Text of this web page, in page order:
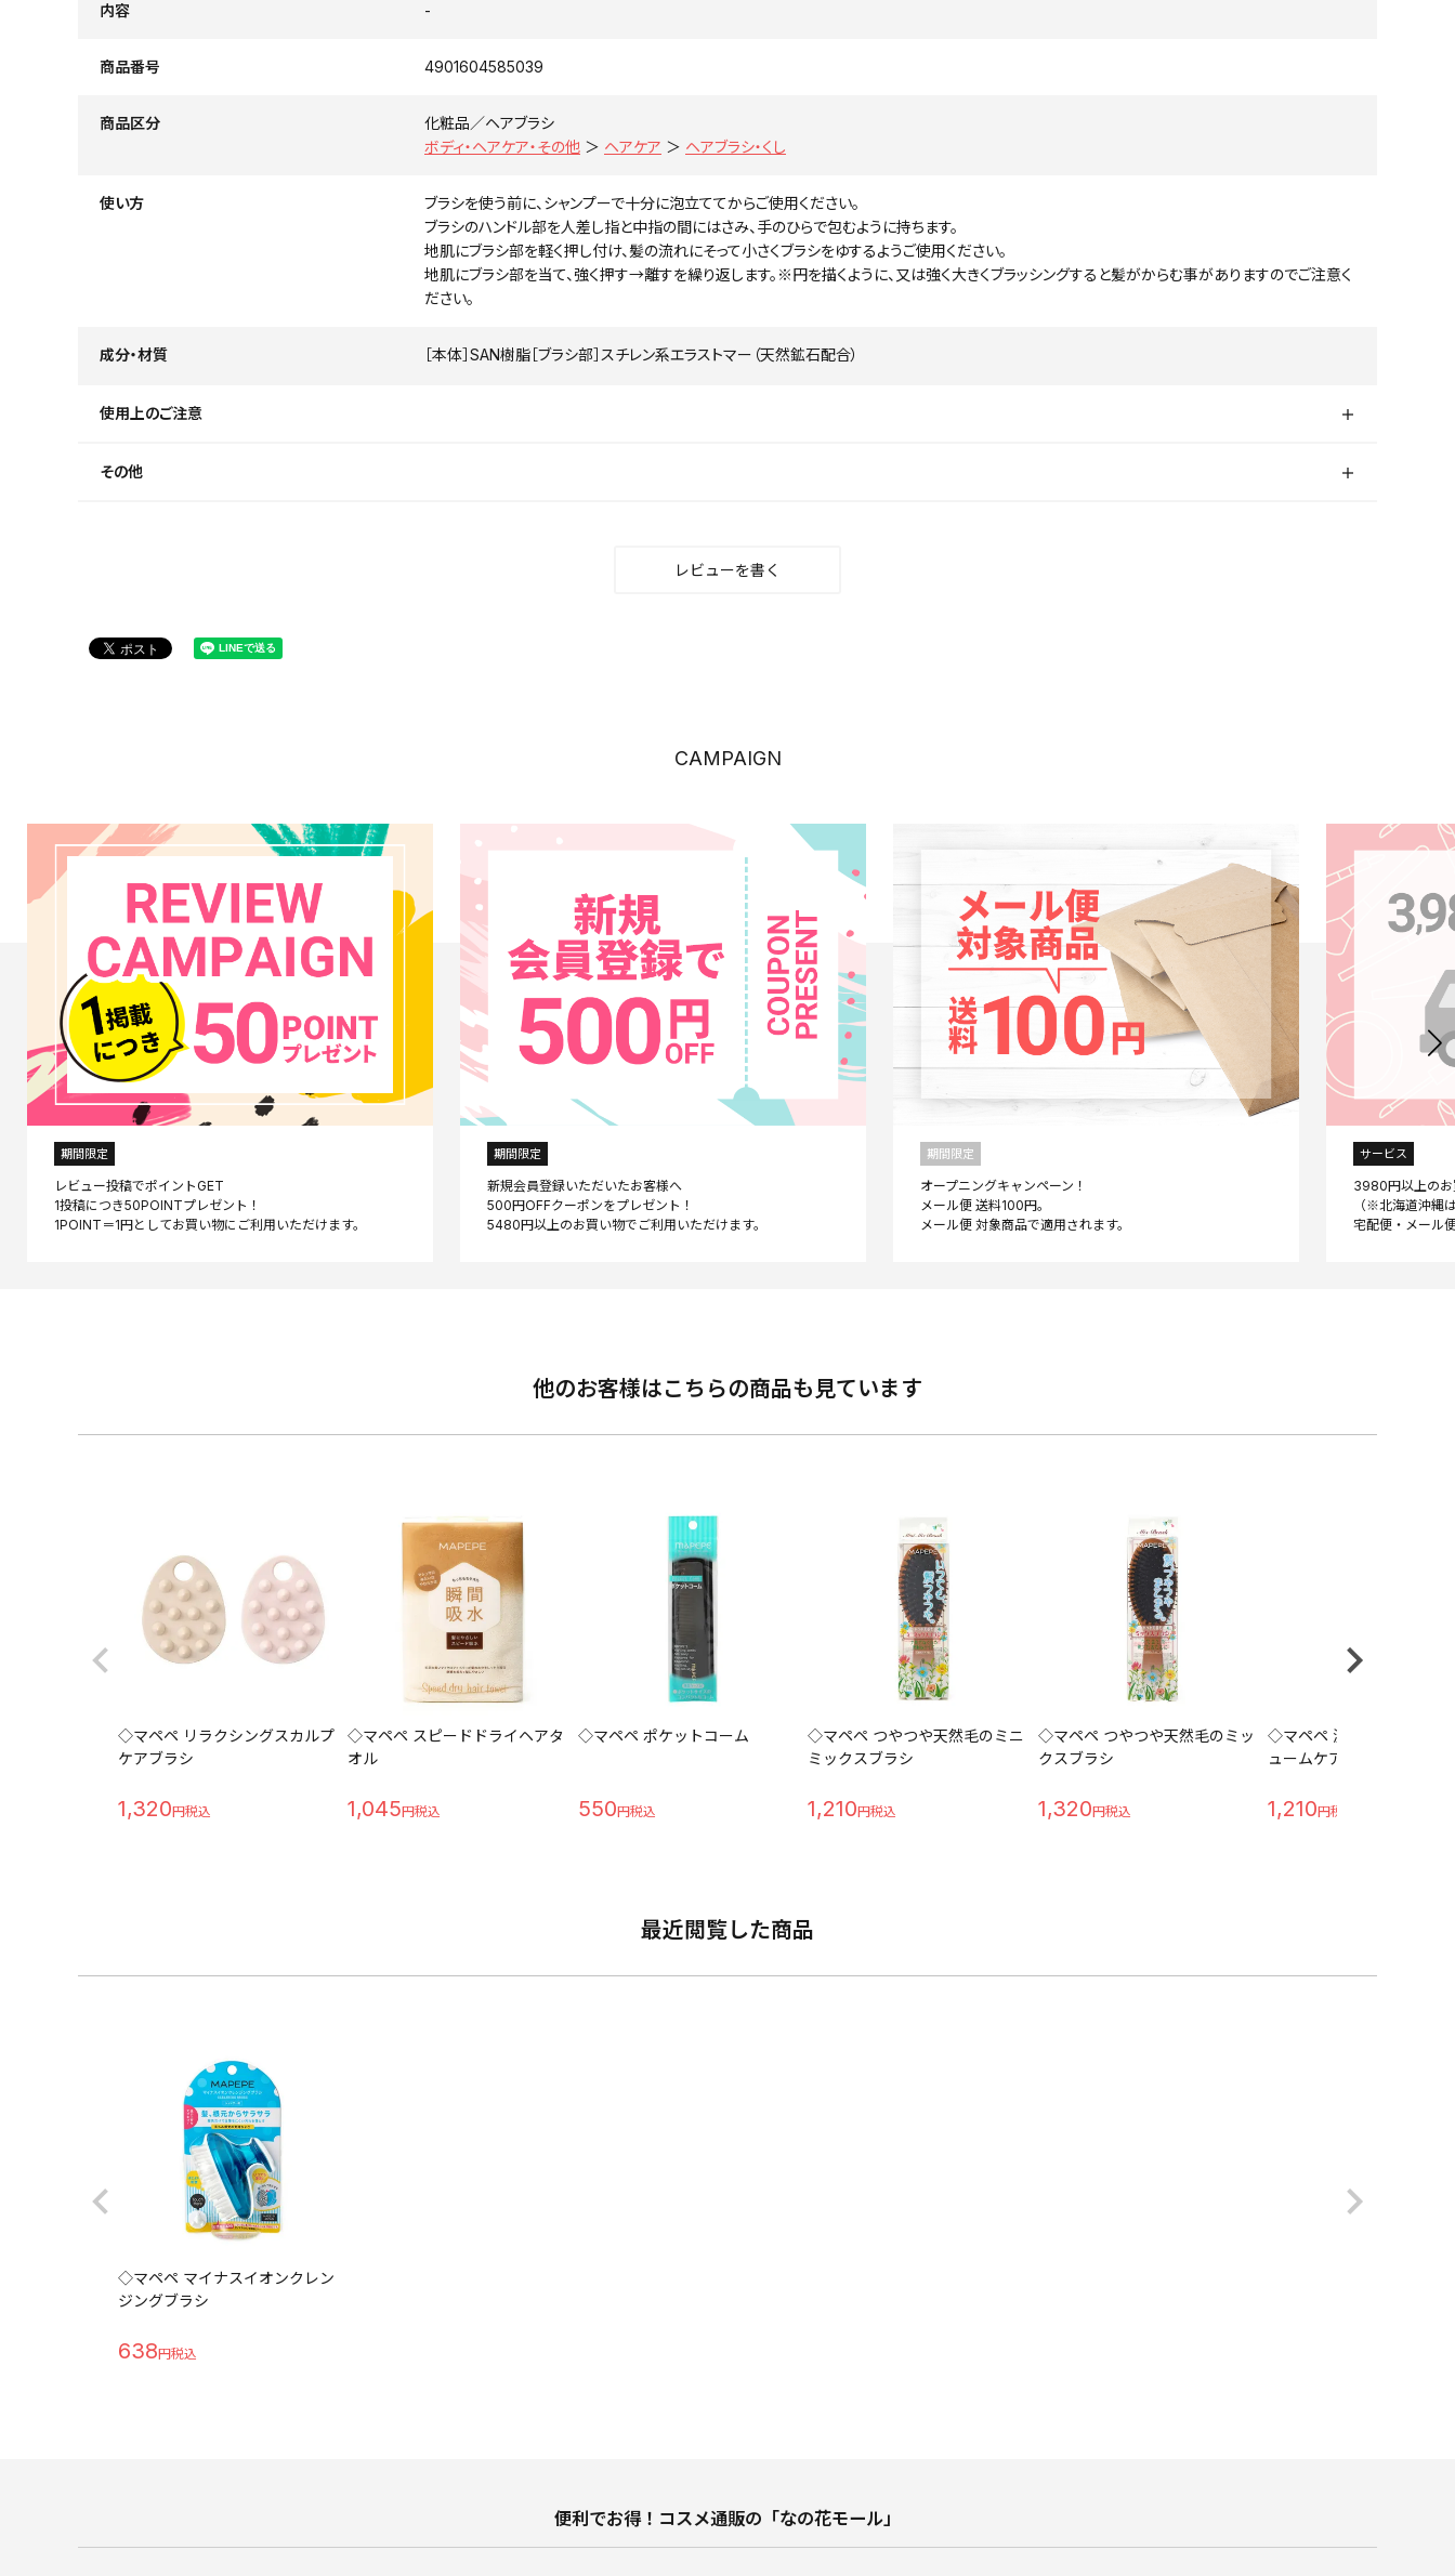
内容 -
商品番号 4901604585039
商品区分
化粧品／ヘアブラシ
ボディ・ヘアケア・その他 ＞ ヘアケア ＞ ヘアブラシ・くし
使い方
ブラシを使う前に、シャンプーで十分に泡立ててからご使用ください。
ブラシのハンドル部を人差し指と中指の間にはさみ、手のひらで包むように持ちます。
地肌にブラシ部を軽く押し付け、髪の流れにそって小さくブラシをゆするようご使用ください。
地肌にブラシ部を当て、強く押す→離すを繰り返します。※円を描くように、又は強く大きくブラッシングすると髪がからむ事がありますのでご注意く
ださい。
成分・材質 ［本体］SAN樹脂［ブラシ部］スチレン系エラストマー（天然鉱石配合）
使用上のご注意
その他
レビューを書く
CAMPAIGN
期間限定
レビュー投稿でポイントGET
1投稿につき50POINTプレゼント！
期間限定
新規会員登録いただいたお客様へ
500円OFFクーポンをプレゼント！
期間限定
オープニングキャンペーン！
メール便 送料100円。
サービス
3980円以上のお
（※北海道沖縄
他のお客様はこちらの商品も見ています
◇マペペ リラクシングスカルプ
ケアブラシ
1,320
◇マペペ スピードドライヘアタ
オル
1,045
◇マペペ ポケットコーム
550
◇マペペ つやつや天然毛のミニ
ミックスブラシ
1,210
◇マペペ つやつや天然毛のミッ
クスブラシ
1,320
◇マペペ 濃密天然毛のミ
ュームケアブラシ
1,210
最近閲覧した商品
◇マペペ マイナスイオンクレン
ジングブラシ
638
便利でお得！コスメ通販の「なの花モール」